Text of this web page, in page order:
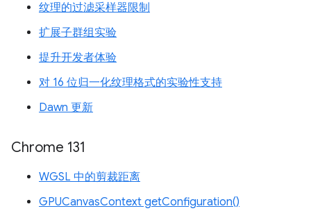
纹理的过滤采样器限制
扩展子群组实验
提升开发者体验
对 16 位归一化纹理格式的实验性支持
Dawn 更新
Chrome 131
WGSL 中的剪裁距离
GPUCanvasContext getConfiguration()